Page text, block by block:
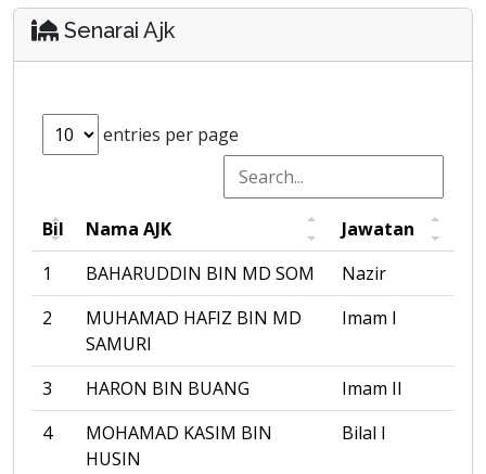
Senarai Ajk
entries per page
Bil Nama AJK
Jawatan
1
BAHARUDDIN BIN MD SOM
Nazir
2
MUHAMAD HAFIZ BIN MD
SAMURI
Imam I
3 HARON BIN BUANG
Imam II
4
MOHAMAD KASIM BIN
HUSIN
Bilal I